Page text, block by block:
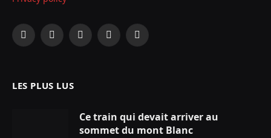
Facebook
X
InstagramYouTubeLinkedIn
LES PLUS LUS
Ce train qui devait arriver au
sommet du mont Blanc